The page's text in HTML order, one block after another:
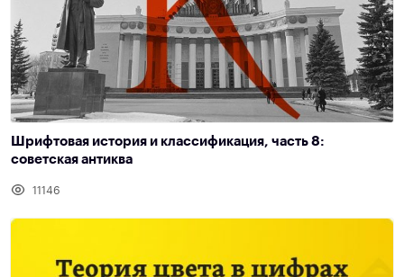
Шрифтовая история и классификация, часть 8:
советская антиква
11146